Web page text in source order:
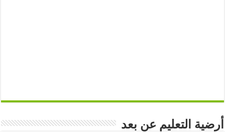
أرضية التعليم عن بعد